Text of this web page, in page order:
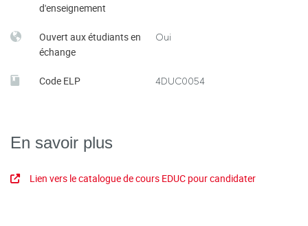
d'enseignement
Ouvert aux étudiants en
échange
Oui
Code ELP 4DUC0054
En savoir plus
Lien vers le catalogue de cours EDUC pour candidater